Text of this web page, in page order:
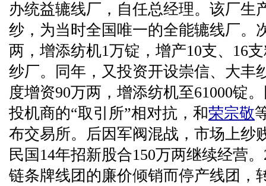
办统益辘线厂，自任总经理。该厂生
纱，为当时全国唯一的全能辘线厂。
两，增添纺机1万锭，增产10支、16
纱厂。同年，又投资开设崇信、大丰
度增资90万两，增添纺机至61000锭
投机商的“取引所”相对抗，和荣宗敬
布交易所。后因军阀混战，市场上纱
民国14年招新股合150万两继续经营
链条牌线团的廉价倾销而停产线团，